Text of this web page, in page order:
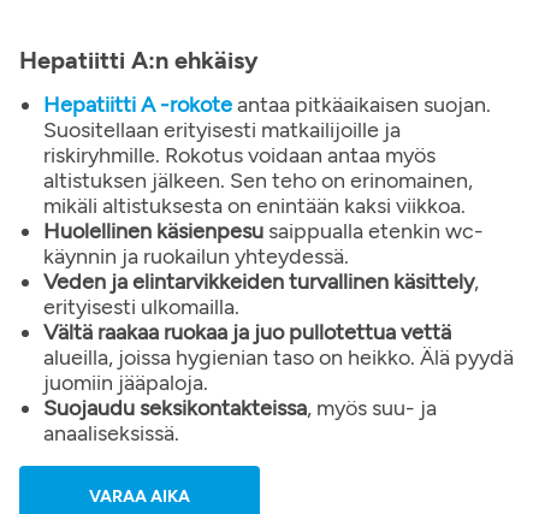
Hepatiitti A:n ehkäisy
Hepatiitti A -rokoteantaa pitkäaikaisen suojan.
Suositellaan erityisesti matkailijoille ja
riskiryhmille. Rokotus voidaan antaa myös
altistuksen jälkeen. Sen teho on erinomainen,
mikäli altistuksesta on enintään kaksi viikkoa.
Huolellinen käsienpesu saippualla etenkin wc-
käynnin ja ruokailun yhteydessä.
Veden ja elintarvikkeiden turvallinen käsittely,
erityisesti ulkomailla.
Vältä raakaa ruokaa ja juo pullotettua vettä
alueilla, joissa hygienian taso on heikko. Älä pyydä
juomiin jääpaloja.
Suojaudu seksikontakteissa, myös suu- ja
anaaliseksissä.
VARAA AIKA